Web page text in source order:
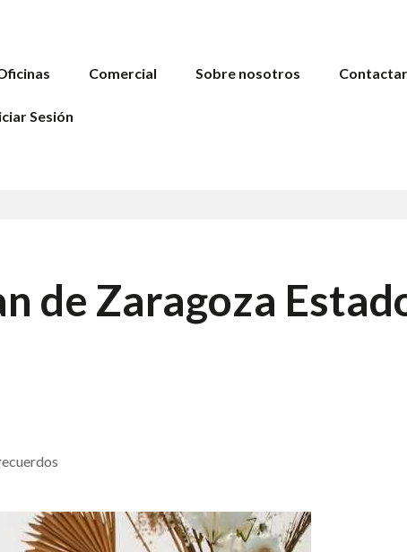
Comercial Sobre nosotros
Sesión
de Zaragoza